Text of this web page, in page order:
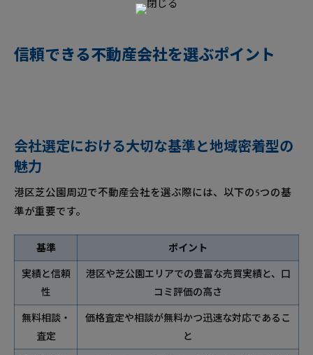
信頼できる不動産会社を選ぶポイント
会社選定における大切な基準と地域密着型の
魅力
港区芝公園周辺で不動産会社を選ぶ際には、以下の5つの基
準が重要です。
基準 ポイント
実績と信頼
性
港区や芝公園エリアでの豊富な売買実績と、口
コミ評価の高さ
無料相談・
査定
価格査定や相談が無料かつ迅速な対応であるこ
と